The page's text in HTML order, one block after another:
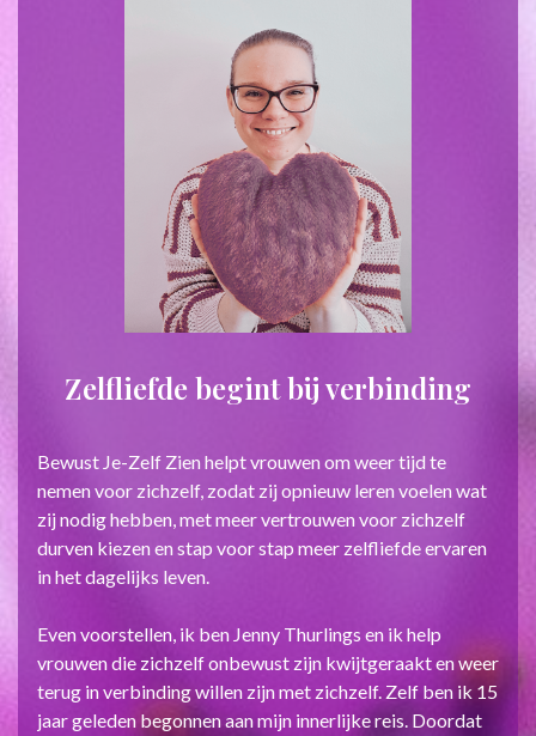
Zelfliefde begint bij verbinding
Bewust Je-Zelf Zien helpt vrouwen om weer tijd te
nemen voor zichzelf, zodat zij opnieuw leren voelen wat
zij nodig hebben, met meer vertrouwen voor zichzelf
durven kiezen en stap voor stap meer zelfliefde ervaren
in het dagelijks leven.
Even voorstellen, ik ben Jenny Thurlings en ik help
vrouwen die zichzelf onbewust zijn kwijtgeraakt en weer
terug in verbinding willen zijn met zichzelf. Zelf ben ik 15
jaar geleden begonnen aan mijn innerlijke reis. Doordat